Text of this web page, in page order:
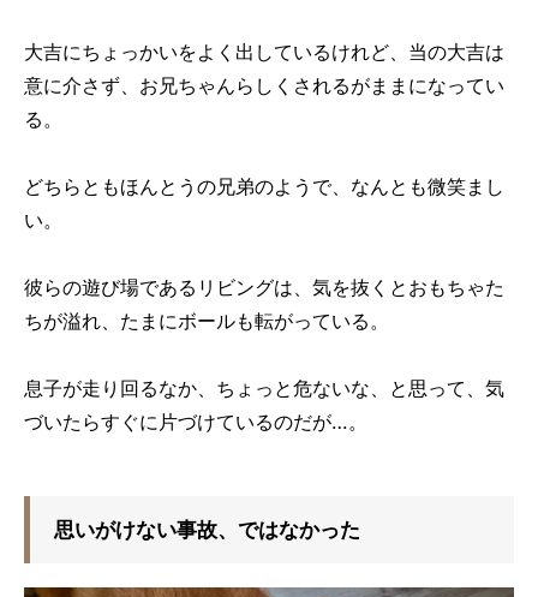
大吉にちょっかいをよく出しているけれど、当の大吉は
意に介さず、お兄ちゃんらしくされるがままになってい
る。
どちらともほんとうの兄弟のようで、なんとも微笑まし
い。
彼らの遊び場であるリビングは、気を抜くとおもちゃた
ちが溢れ、たまにボールも転がっている。
息子が走り回るなか、ちょっと危ないな、と思って、気
づいたらすぐに片づけているのだが…。
思いがけない事故、ではなかった